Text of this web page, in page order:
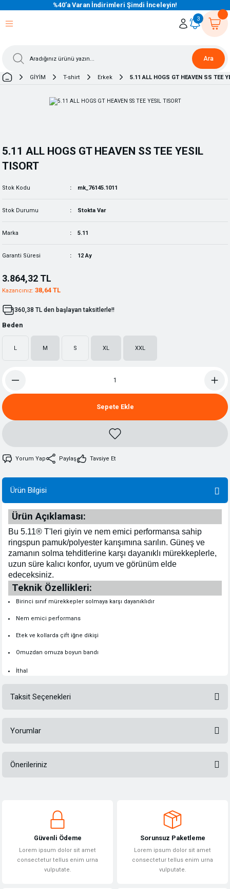
%40’a Varan İndirimleri Şimdi İnceleyin!
Ara
3
GİYİM T-shirt Erkek 5.11 ALL HOGS GT HEAVEN SS TEE
5.11 ALL HOGS GT HEAVEN SS TEE YESIL
TISORT
Stok Kodu mk_76145.1011
Stok Durumu Stokta Var
Marka 5.11
Garanti Süresi 12 Ay
3.864,32 TL
Kazancınız: 38,64 TL
360,38 TL den başlayan taksitlerle!!
Beden
L M S XL XXL
Sepete Ekle
Yorum Yap Paylaş Tavsiye Et
Ürün Bilgisi
Ürün Açıklaması:
Bu 5.11® T'leri giyin ve nem emici performansa sahip
ringspun pamuk/polyester karışımına sarılın. Güneş ve
zamanın solma tehditlerine karşı dayanıklı mürekkeplerle,
uzun süre kalıcı konfor, uyum ve görünüm elde
edeceksiniz.
Teknik Özellikleri:
Birinci sınıf mürekkepler solmaya karşı dayanıklıdır
Nem emici performans
Etek ve kollarda çift iğne dikişi
Omuzdan omuza boyun bandı
İthal
Taksit Seçenekleri
Yorumlar
Önerileriniz
Görüş ve önerileriniz için teşekkür ederiz.
Ürün açıklamasında eksik bilgiler bulunuyor.
Ürün bilgilerinde hatalar bulunuyor.
Güvenli Ödeme
Lorem ipsum dolor sit amet
consectetur tellus enim urna
vulputate.
Sorunsuz Paketleme
Lorem ipsum dolor sit amet
consectetur tellus enim urna
vulputate.